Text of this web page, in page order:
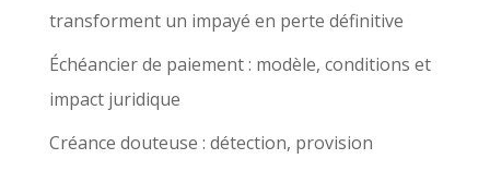
transforment un impayé en perte définitive
Échéancier de paiement : modèle, conditions et
impact juridique
Créance douteuse : détection, provision